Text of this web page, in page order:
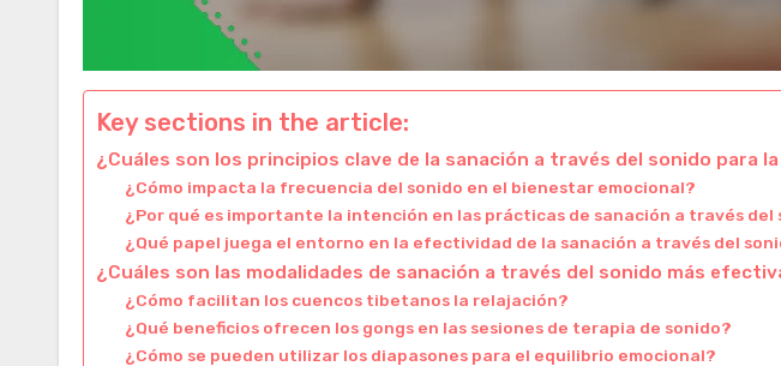
Key sections in the article:
¿Cuáles son los principios clave de la sanación a través del sonido para
¿Cómo impacta la frecuencia del sonido en el bienestar emocional?
¿Por qué es importante la intención en las prácticas de sanación a través del
¿Qué papel juega el entorno en la efectividad de la sanación a través del
¿Cuáles son las modalidades de sanación a través del sonido más
¿Cómo facilitan los cuencos tibetanos la relajación?
¿Qué beneficios ofrecen los gongs en las sesiones de terapia de sonido?
¿Cómo se pueden utilizar los diapasones para el equilibrio emocional?